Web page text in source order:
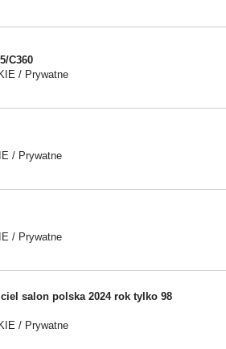
C360
/ Prywatne
/ Prywatne
/ Prywatne
salon polska 2024 rok tylko 98
/ Prywatne